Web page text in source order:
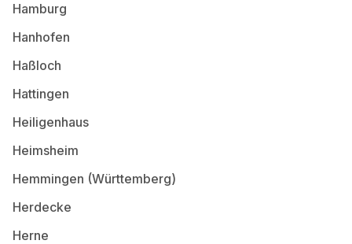
Hamburg
Hanhofen
Haßloch
Hattingen
Heiligenhaus
Heimsheim
Hemmingen (Württemberg)
Herdecke
Herne